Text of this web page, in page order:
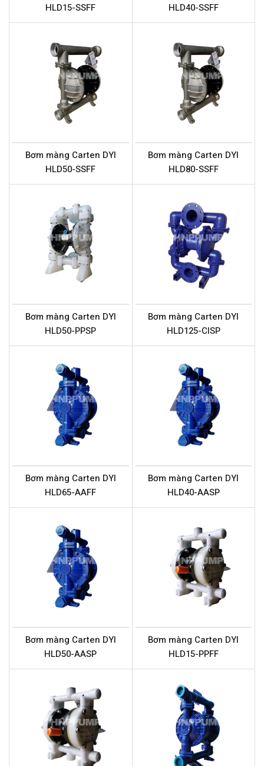
HLD15-SSFF
HLD40-SSFF
Bơm màng Carten DYI
HLD50-SSFF
Bơm màng Carten DYI
HLD80-SSFF
Bơm màng Carten DYI
HLD50-PPSP
Bơm màng Carten DYI
HLD125-CISP
Bơm màng Carten DYI
HLD65-AAFF
Bơm màng Carten DYI
HLD40-AASP
Bơm màng Carten DYI
HLD50-AASP
Bơm màng Carten DYI
HLD15-PPFF